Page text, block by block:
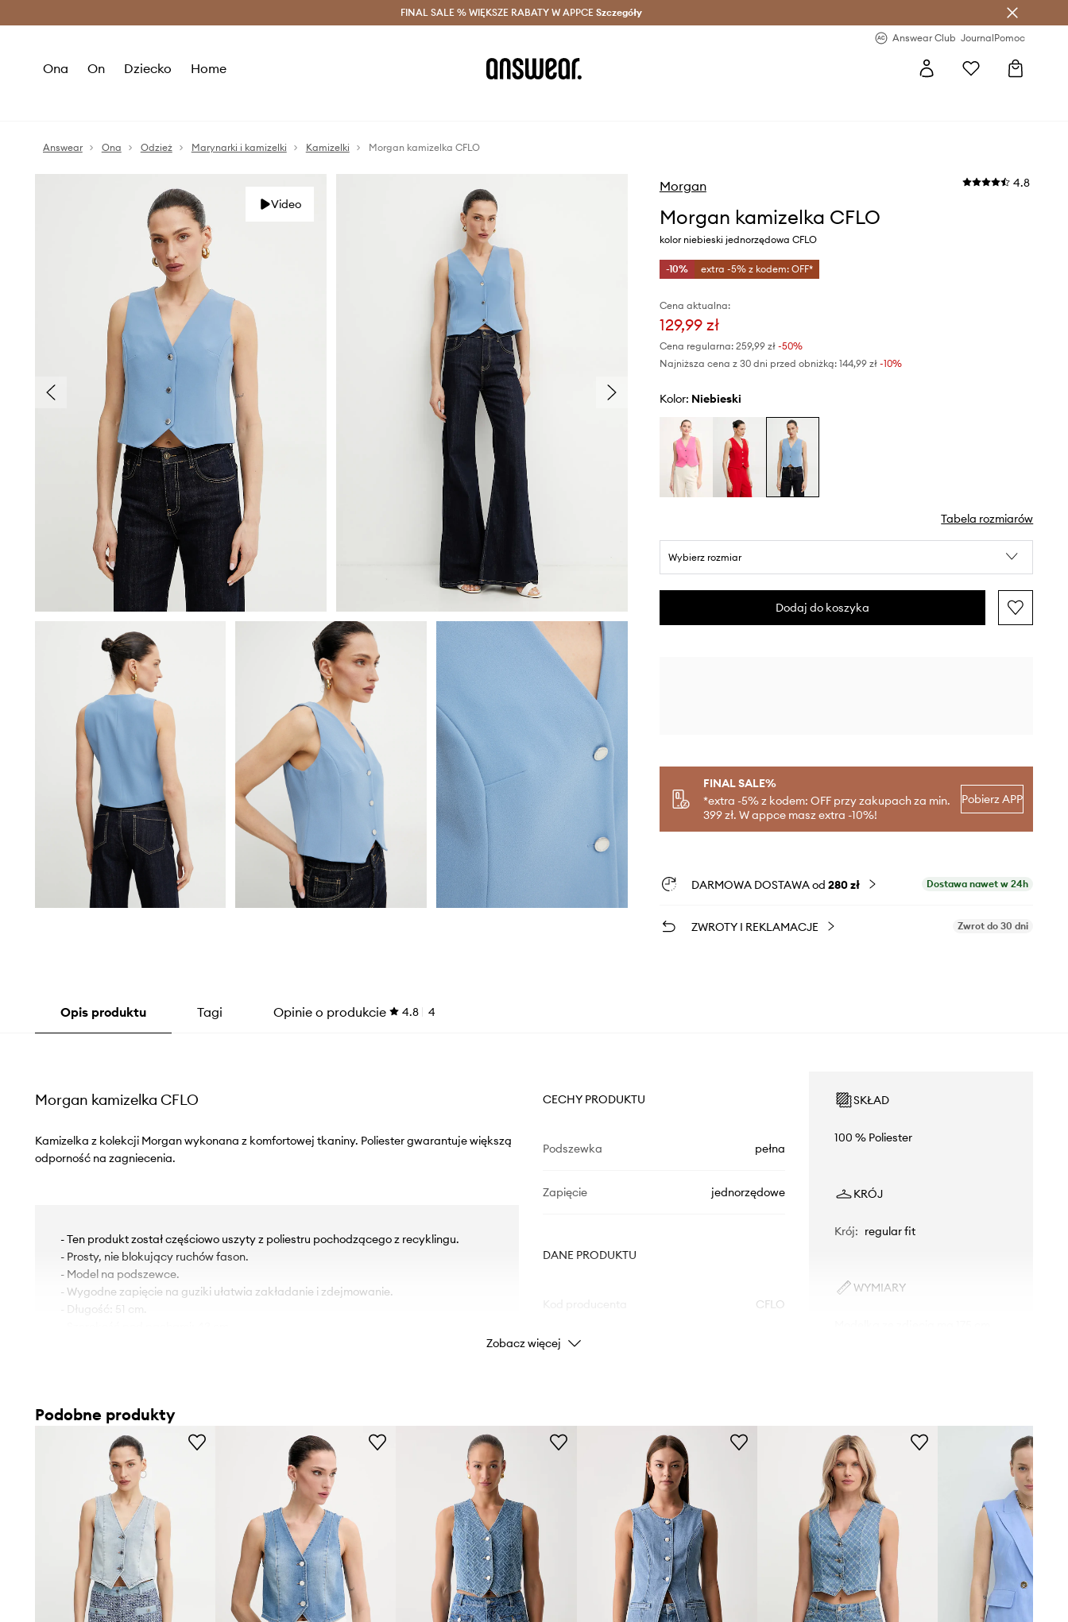
Oszczędzaj z Answear Club > Dostawa nawet w 24h >
FINAL SALE % WIĘKSZE RABATY W APPCE Szczegóły
Answear Club JournalPomoc
Ona On Dziecko Home
Answear Ona Odzież Marynarki i kamizelki Kamizelki Morgan kamizelka CFLO
Video
Morgan 4.8
Morgan kamizelka CFLO
kolor niebieski jednorzędowa CFLO
-10% extra -5% z kodem: OFF*
Cena aktualna:
129,99 zł
Cena regularna: 259,99 zł-50%
Najniższa cena z 30 dni przed obniżką: 144,99 zł -10%
Kolor: niebieski
Tabela rozmiarów
Wybierz rozmiar
Dodaj do koszyka
FINAL SALE%
*extra -5% z kodem: OFF przy zakupach za min.
399 zł. W appce masz extra -10%!
Pobierz APP
DARMOWA DOSTAWA od 280 zł Dostawa nawet w 24h
ZWROTY I REKLAMACJE Zwrot do 30 dni
Opis produktu Tagi Opinie o produkcie 4.8 4
Morgan kamizelka CFLO
Kamizelka z kolekcji Morgan wykonana z komfortowej tkaniny. Poliester gwarantuje większą
odporność na zagniecenia.
- Ten produkt został częściowo uszyty z poliestru pochodzącego z recyklingu.
- Prosty, nie blokujący ruchów fason.
- Model na podszewce.
- Wygodne zapięcie na guziki ułatwia zakładanie i zdejmowanie.
- Długość: 51 cm.
CECHY PRODUKTU
Podszewka pełna
Zapięcie jednorzędowe
DANE PRODUKTU
CFLO
Kolor
Producent
SKŁAD
100 % Poliester
KRÓJ
Krój: regular fit
WYMIARY
Tabela rozmiarów
Zobacz więcej
Podobne produkty